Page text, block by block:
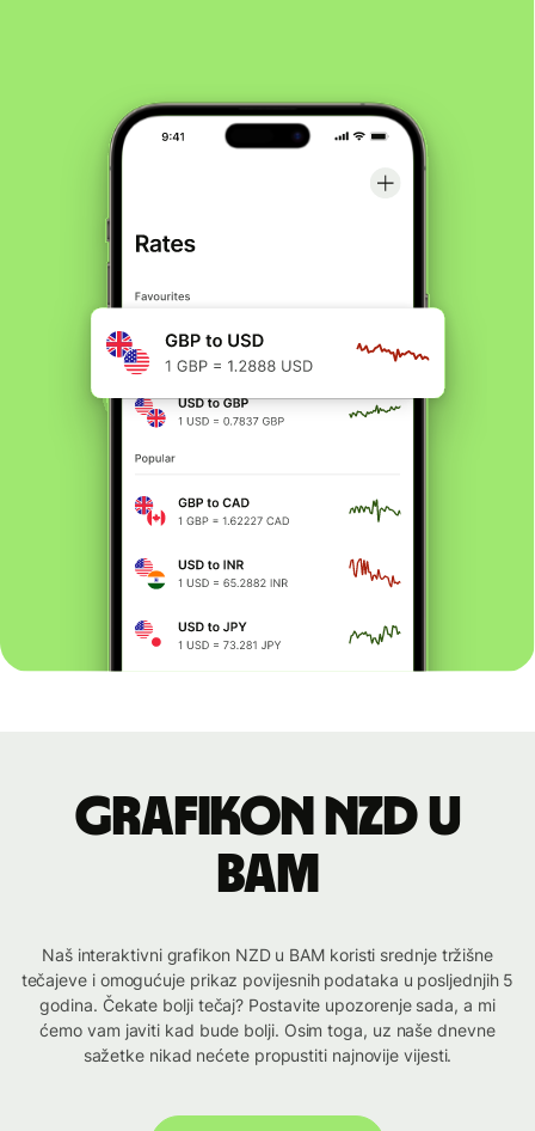
Grafikon NZD u
BAM
Naš interaktivni grafikon NZD u BAM koristi srednje tržišne
tečajeve i omogućuje prikaz povijesnih podataka u posljednjih 5
godina. Čekate bolji tečaj? Postavite upozorenje sada, a mi
ćemo vam javiti kad bude bolji. Osim toga, uz naše dnevne
sažetke nikad nećete propustiti najnovije vijesti.